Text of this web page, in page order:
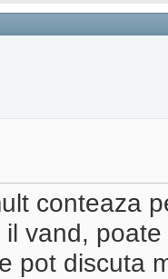
conteaza
vand,
pot discuta